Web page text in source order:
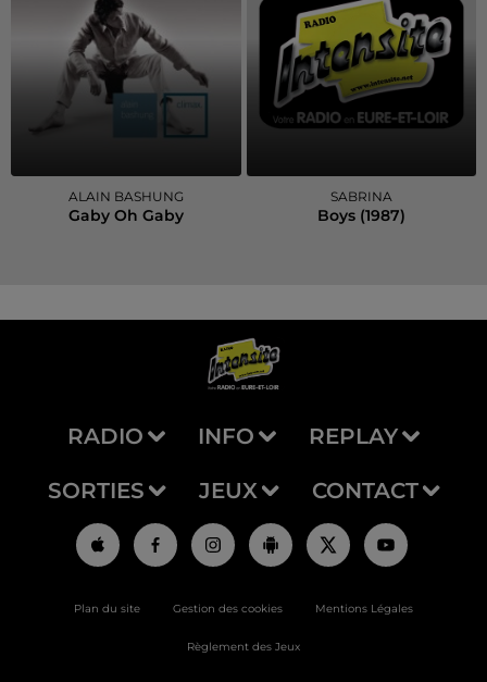
ALAIN BASHUNG
Gaby Oh Gaby
SABRINA
Boys (1987)
RADIO INFO REPLAY
SORTIES JEUX CONTACT
Plan du site Gestion des cookies Mentions Légales
Règlement des Jeux